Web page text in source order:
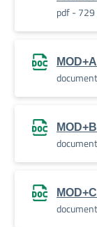
pdf - 729